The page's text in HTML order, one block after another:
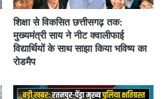
शिक्षा से विकसित छत्तीसगढ़ तक:
मुख्यमंत्री साय ने नीट क्वालीफाई
विद्यार्थियों के साथ साझा किया भविष्य का
रोडमैप